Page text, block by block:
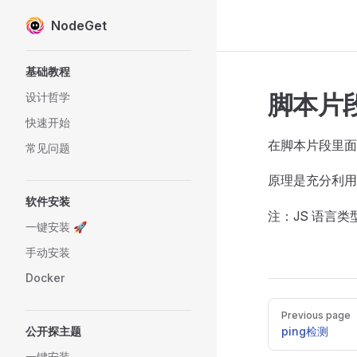
Skip to content
NodeGet
基础教程
设计哲学
快速开始
常见问题
软件安装
一键安装 🚀
手动安装
Docker
公开探主题
脚本片
在脚本片段里
原理是充分利
注：JS 语言类
Pager
Previous page
ping检测